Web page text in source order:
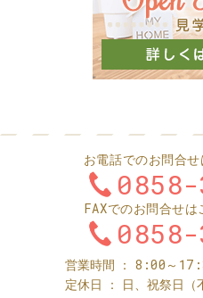
お電話でのお問合せ
FAXでのお問合せは
営業時間 8:00～
定休日 日、祝祭日（